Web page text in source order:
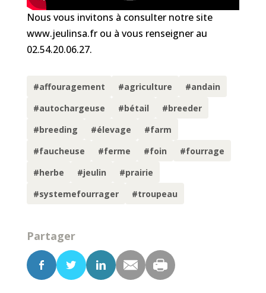
Nous vous invitons à consulter notre site
www.jeulinsa.fr ou à vous renseigner au
02.54.20.06.27.
#affouragement #agriculture
#andain
#autochargeuse
#bétail
#breeder
#breeding
#élevage
#farm
#faucheuse
#ferme #foin
#fourrage
#herbe
#jeulin
#prairie
#systemefourrager
#troupeau
Partager